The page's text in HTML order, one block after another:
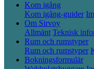
Kom igång
Kom igång-guider
Om Sirvoy
Allmänt Teknisk
Rum och rumstyper
Rum och rumstyper
Bokningsformulär